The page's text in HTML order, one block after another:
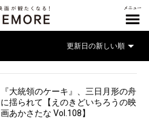
『大統領のケーキ』、三日月形の舟
に揺られて【えのきどいちろうの映
画あかさたな Vol.108】